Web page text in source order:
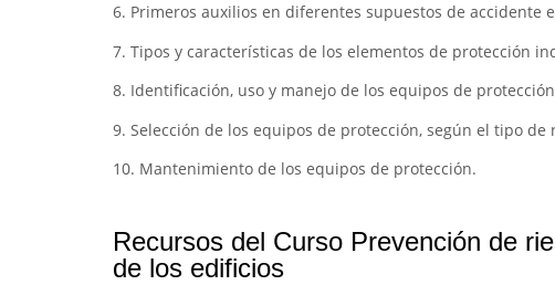
6. Primeros auxilios en diferentes supuestos de accidente
7. Tipos y características de los elementos de protección
8. Identificación, uso y manejo de los equipos de
9. Selección de los equipos de protección, según el tipo de
10. Mantenimiento de los equipos de protección.
Recursos del Curso Prevención de
de los edificios